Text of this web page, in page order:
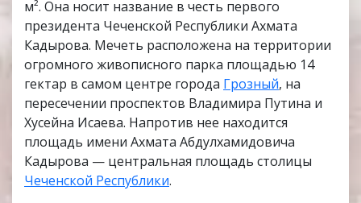
м². Она носит название в честь первого
президента Чеченской Республики Ахмата
Кадырова. Мечеть расположена на территории
огромного живописного парка площадью 14
гектар в самом центре города Грозный, на
пересечении проспектов Владимира Путина и
Хусейна Исаева. Напротив нее находится
площадь имени Ахмата Абдулхамидовича
Кадырова — центральная площадь столицы
Чеченской Республики.